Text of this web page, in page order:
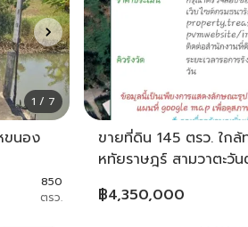
1 / 7
ขนอง
850
ตรว.
ขายที่ดิน 145 ตรว. ใก
หทัยราษฎร์ สามวาตะวั
฿4,350,000